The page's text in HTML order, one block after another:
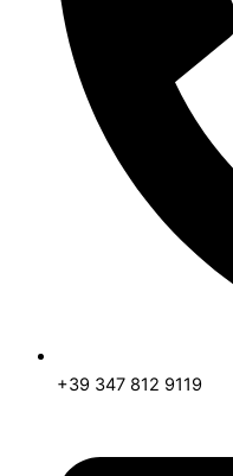
+39 347 812 9119